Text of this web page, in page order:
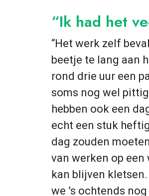
“Ik had het
“Het werk zelf
beetje te lang aan
rond drie uur een
soms nog wel
hebben ook een
echt een stuk
dag zouden
van werken op
kan blijven
we ’s ochtends